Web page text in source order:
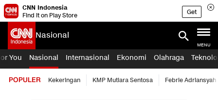
CNN Indonesia
Find it on Play Store
Get
Nasional
MENU
You Nasional Internasional Ekonomi Olahraga
POPULER Kekeringan KMP Mutiara Sentosa Febrie Adriansyah